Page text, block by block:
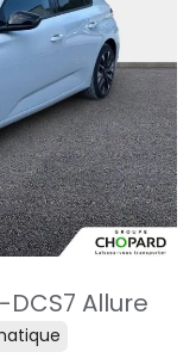
Allure